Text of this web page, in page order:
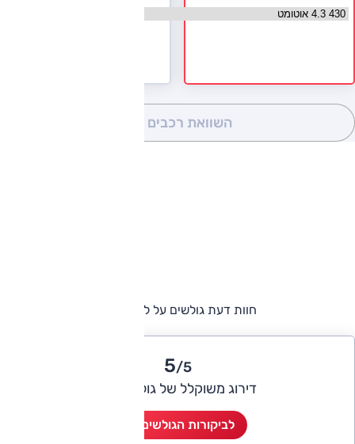
בחר גרסה לקסוס LS
השוואת רכבים
חוות דעת גולשים על לקסוס LS
5/5
דירוג משוקלל של גולשי אוטו
לביקורות הגולשים (2)